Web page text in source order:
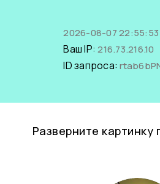
2026-08-07 22:55:53
Ваш IP:216.73.216.10
ID запроса:
Разверните картинку